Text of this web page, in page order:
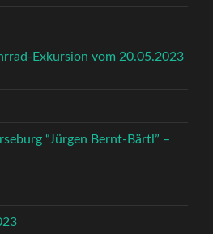
Exkursion vom 20.05.2023
“Jürgen Bernt-Bärtl” –